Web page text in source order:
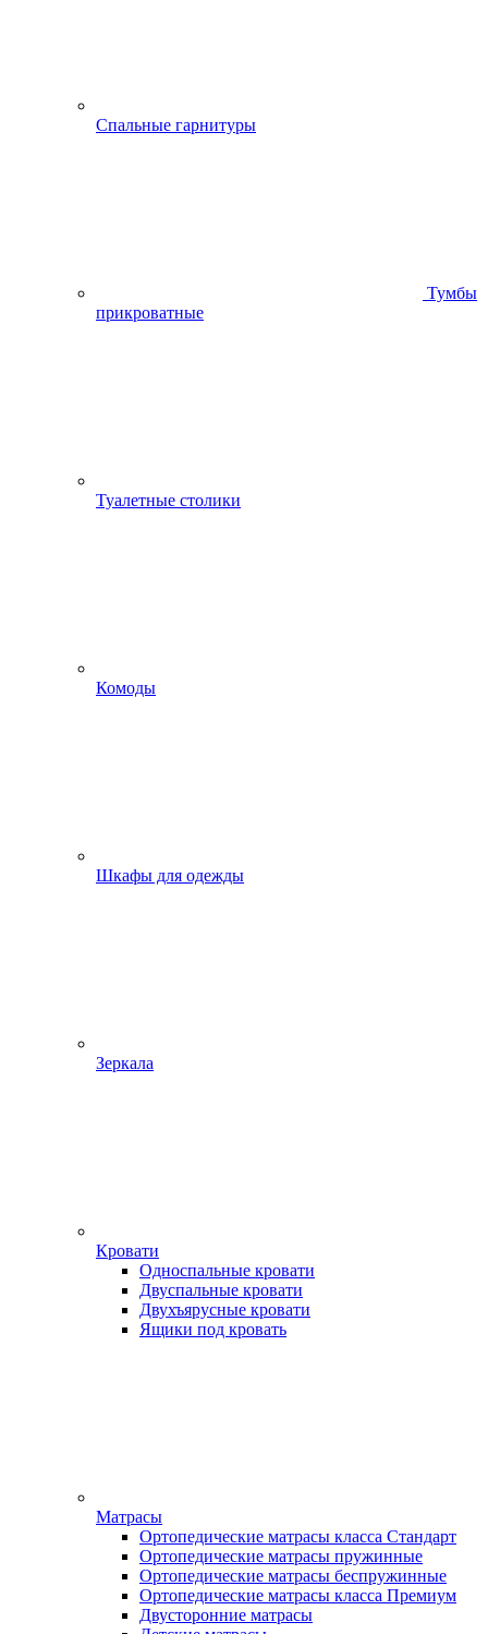
Спальные гарнитуры
Тумбы
прикроватные
Туалетные столики
Комоды
Шкафы для одежды
Зеркала
Кровати
Односпальные кровати
Двуспальные кровати
Двухъярусные кровати
Ящики под кровать
Матрасы
Ортопедические матрасы класса Стандарт
Ортопедические матрасы пружинные
Ортопедические матрасы беспружинные
Ортопедические матрасы класса Премиум
Двусторонние матрасы